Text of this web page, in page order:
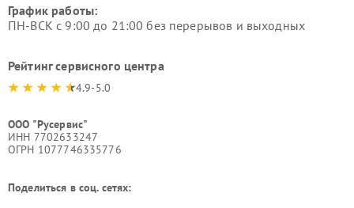
График работы:
ПН-ВСК с 9:00 до 21:00 без перерывов и выходных
Рейтинг сервисного центра
4.9-5.0
ООО "Русервис"
ИНН 7702633247
ОГРН 1077746335776
Поделиться в соц. сетях: